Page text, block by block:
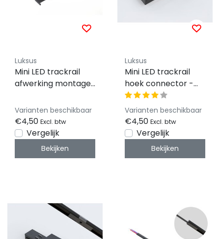
Luksus
Mini LED trackrail
afwerking montage
TQS-montage-set
Varianten beschikbaar
€4,50 Excl. btw
Vergelijk
Bekijken
Luksus
Mini LED trackrail
hoek connector -
zwart - MINI-TQS-
HOEK-CONNECTOR
Varianten beschikbaar
€4,50 Excl. btw
Vergelijk
Bekijken